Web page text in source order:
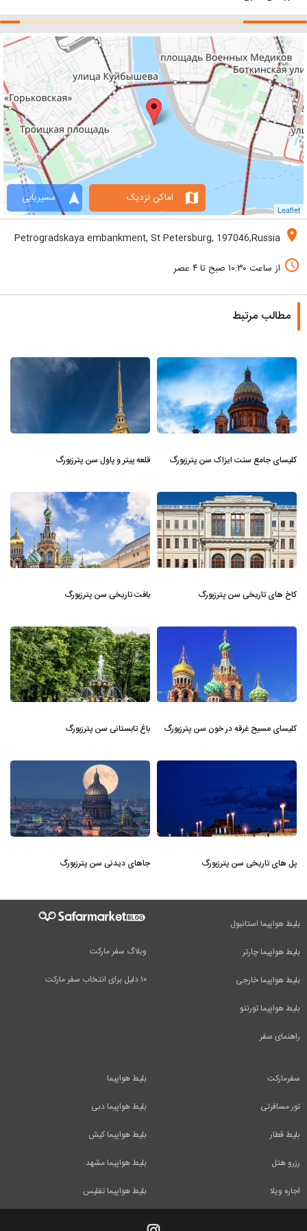
Leaflet
navigation مسیریابی map اماکن نزدیک
location_on
Petrogradskaya embankment, St Petersburg, 197046,Russia
access_time از ساعت ۱۰:۳۰ صبح تا ۴ عصر
مطالب مرتبط
کلیسای جامع سنت ایزاک سن پترزبورگ قلعه پیتر و پاول سن پترزبورگ
کاخ های تاریخی سن پترزبورگ بافت تاریخی سن پترزبورگ
کلیسای مسیح غرقه در خون سن پترزبورگ باغ تابستانی سن پترزبورگ
پل های تاریخی سن پترزبورگ جاهای دیدنی سن پترزبورگ
وبلاگ سفر مارکت
۱۰ دلیل برای انتخاب سفر مارکت
بلیط هواپیما استانبول
بلیط هواپیما چارتر
بلیط هواپیما خارجی
بلیط هواپیما تورنتو
راهنمای سفر
بلیط هواپیما
بلیط هواپیما دبی
بلیط هواپیما کیش
بلیط هواپیما مشهد
بلیط هواپیما تفلیس
سفرمارکت
تور مسافرتی
بلیط قطار
رزرو هتل
اجاره ویلا